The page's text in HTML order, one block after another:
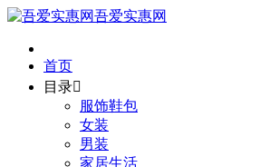
吾爱实惠网
首页
目录
服饰鞋包
女装
男装
家居生活